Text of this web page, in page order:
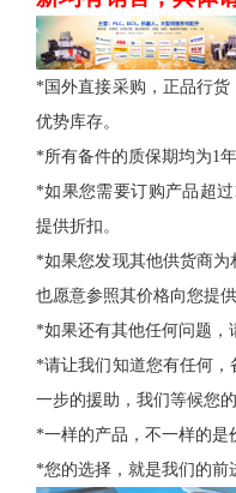
*国外直接采购，正品行货
优势库存。
*所有备件的质保期均为1
*如果您需要订购产品超
提供折扣。
*如果您发现其他供货商为
也愿意参照其价格向您提
*如果还有其他任何问题，
*请让我们知道您有任何
一步的援助，我们等候您的
*一样的产品，不一样的是
*您的选择，就是我们的前